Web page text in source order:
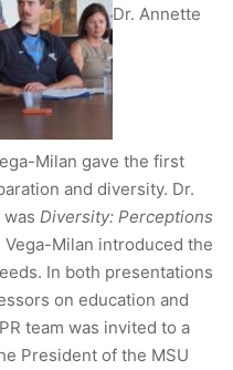
Dr. Annette
Milan gave the first
and diversity. Dr.
Diversity: Perceptions
Vega-Milan introduced the
In both presentations
on education and
team was invited to a
President of the MSU